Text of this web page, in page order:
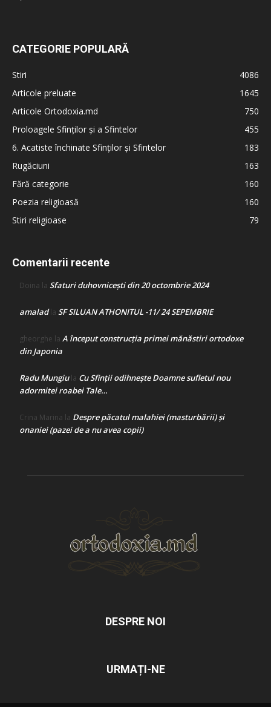
CATEGORIE POPULARĂ
Stiri
4086
Articole preluate
1645
Articole Ortodoxia.md
750
Proloagele Sfinților și a Sfintelor
455
6. Acatiste închinate Sfinților și Sfintelor
183
Rugăciuni
163
Fără categorie
160
Poezia religioasă
160
Stiri religioase
79
Comentarii recente
Doina la Sfaturi duhovnicești din 20 octombrie 2024
amaladla SF SILUAN ATHONITUL -11/ 24 SEPEMBRIE
gheorghe la A început construcţia primei mănăstiri ortodoxe
din Japonia
Radu Mungiula Cu Sfinții odihnește Doamne sufletul nou
adormitei roabei Tale…
Crina Marina la Despre păcatul malahiei (masturbării) şi
onaniei (pazei de a nu avea copii)
DESPRE NOI
URMAȚI-NE